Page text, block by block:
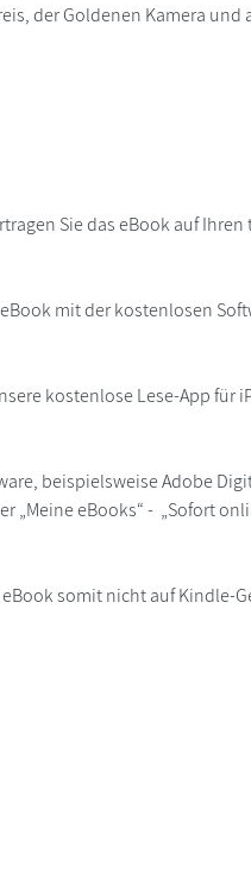
der Goldenen Kamera und
Sie das eBook auf
mit der kostenlosen
kostenlose Lese-App für
beispielsweise Adobe
„Meine eBooks“ - „Sofort
somit nicht auf Kindle-